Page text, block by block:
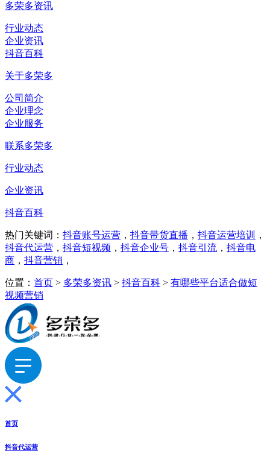
多荣多资讯
行业动态
企业资讯
抖音百科
关于多荣多
公司简介
企业理念
企业服务
联系多荣多
行业动态
企业资讯
抖音百科
热门关键词： 抖音账号运营 ， 抖音带货直播 ， 抖音运营培训
，
抖音代运营 ， 抖音短视频 ， 抖音企业号 ， 抖音引流 ， 抖音电
商 ， 抖音营销 ，
位置： 首页 > 多荣多资讯 > 抖音百科 > 有哪些平台适合做短
视频营销
首页
抖音代运营